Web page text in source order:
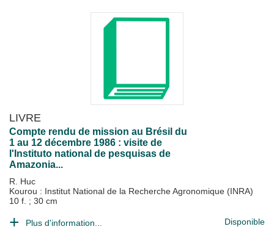
LIVRE
Compte rendu de mission au Brésil du
1 au 12 décembre 1986 : visite de
l'Instituto national de pesquisas de
Amazonia...
R. Huc
Kourou : Institut National de la Recherche Agronomique (INRA)
10 f. ; 30 cm
Plus d'information... Disponible